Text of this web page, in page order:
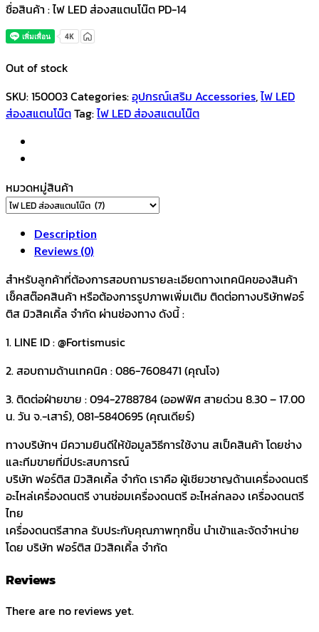
ชื่อสินค้า : ไฟ LED ส่องสแตนโน๊ต PD-14
Out of stock
SKU:150003Categories:อุปกรณ์เสริม Accessories,ไฟ LED
ส่องสแตนโน๊ตTag:ไฟ LED ส่องสแตนโน๊ต
หมวดหมู่สินค้า
Description
Reviews (0)
สำหรับลูกค้าที่ต้องการสอบถามรายละเอียดทางเทคนิคของสินค้า
เช็คสต๊อคสินค้า หรือต้องการรูปภาพเพิ่มเติม ติดต่อทางบริษัทฟอร์
ติส มิวสิคเคิ้ล จำกัด ผ่านช่องทาง ดังนี้ :
1. LINE ID : @Fortismusic
2. สอบถามด้านเทคนิค : 086-7608471 (คุณโจ)
3. ติดต่อฝ่ายขาย : 094-2788784 (ออฟฟิศ สายด่วน 8.30 – 17.00
น. วัน จ.-เสาร์), 081-5840695 (คุณเดียร์)
ทางบริษัทฯ มีความยินดีให้ข้อมูลวิธีการใช้งาน สเป็คสินค้า โดยช่าง
และทีมขายที่มีประสบการณ์
บริษัท ฟอร์ติส มิวสิคเคิ้ล จำกัด เราคือ ผู้เชียวชาญด้านเครื่องดนตรี
อะไหล่เครื่องดนตรี งานซ่อมเครื่องดนตรี อะไหล่กลอง เครื่องดนตรี
ไทย
เครื่องดนตรีสากล รับประกับคุณภาพทุกชิ้น นำเข้าและจัดจำหน่าย
โดย บริษัท ฟอร์ติส มิวสิคเคิ้ล จำกัด
Reviews
There are no reviews yet.